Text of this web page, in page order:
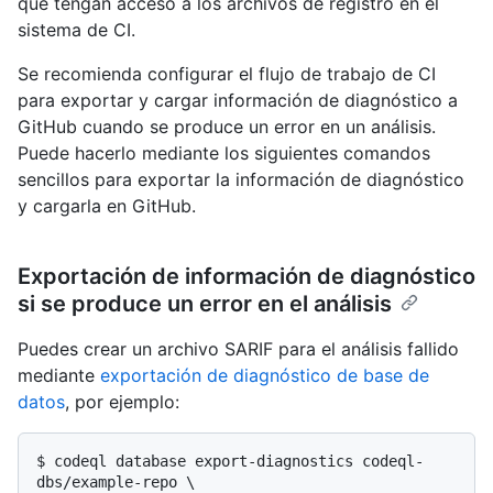
sistema de CI.
Se recomienda configurar el flujo de trabajo de CI
para exportar y cargar información de diagnóstico a
GitHub cuando se produce un error en un análisis.
Puede hacerlo mediante los siguientes comandos
sencillos para exportar la información de diagnóstico
y cargarla en GitHub.
Exportación de información de diagnóstico
si se produce un error en el análisis
Puedes crear un archivo SARIF para el análisis fallido
mediante exportación de diagnóstico de base de
datos, por ejemplo:
$ codeql database export-diagnostics codeql-
dbs/example-repo \